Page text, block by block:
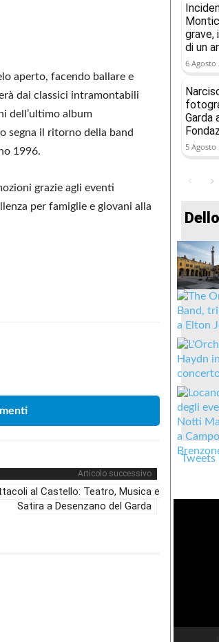
aperto, facendo ballare e
dai classici intramontabili
dell’ultimo album
segna il ritorno della band
1996.
grazie agli eventi
per famiglie e giovani alla
Articolo successivo
al Castello: Teatro, Musica e
Satira a Desenzano del Garda
grave,
di un
6 Agosto
Garda
5 Agosto
Tweets